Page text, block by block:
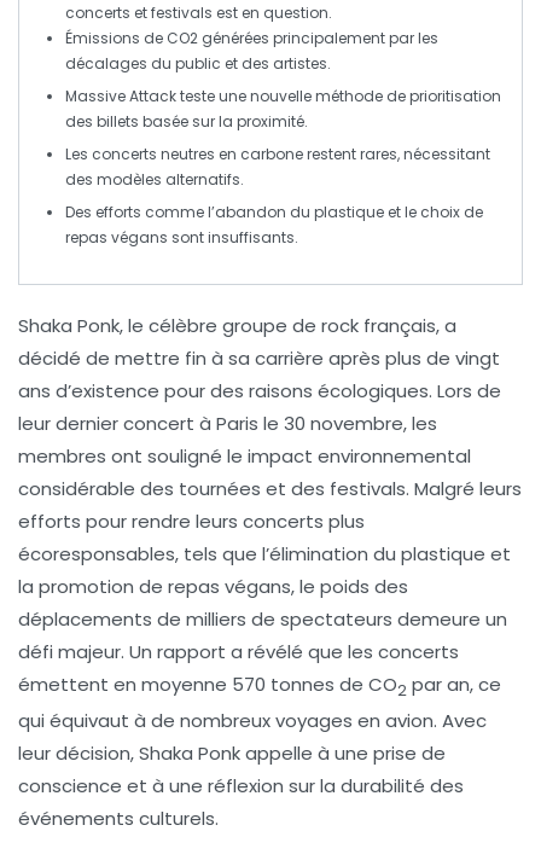
concerts etfestivals est en question.
Émissions de CO2 générées principalement par les
décalages du public et des artistes.
Massive Attack teste une nouvelle méthode de prioritisation
des billets basée sur la proximité.
Les concerts neutres en carbonerestent rares, nécessitant
des modèles alternatifs.
Des efforts comme l’abandon du plastique et le choix de
repas végans sont insuffisants.
Shaka Ponk, le célèbre groupe de rock français, a
décidé de mettre fin à sa carrière après plus de vingt
ans d’existence pour des raisons écologiques. Lors de
leur dernier concert à Paris le 30 novembre, les
membres ont souligné le impact environnemental
considérable des tournées et des festivals. Malgré leurs
efforts pour rendre leurs concerts plus
écoresponsables, tels que l’élimination du plastique et
la promotion de repas végans, le poids des
déplacements de milliers de spectateurs demeure un
défi majeur. Un rapport a révélé que les concerts
émettent en moyenne 570 tonnes de CO2 par an, ce
qui équivaut à de nombreuxvoyages en avion. Avec
leur décision, Shaka Ponk appelle à une prise de
conscience et à une réflexion sur la durabilité des
événements culturels.